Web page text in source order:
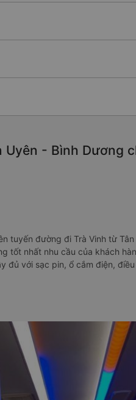
Uyên - Bình Dương
tuyến đường đi Trà Vinh từ
tốt nhất nhu cầu của khách
đủ với sạc pin, ổ cắm điện,